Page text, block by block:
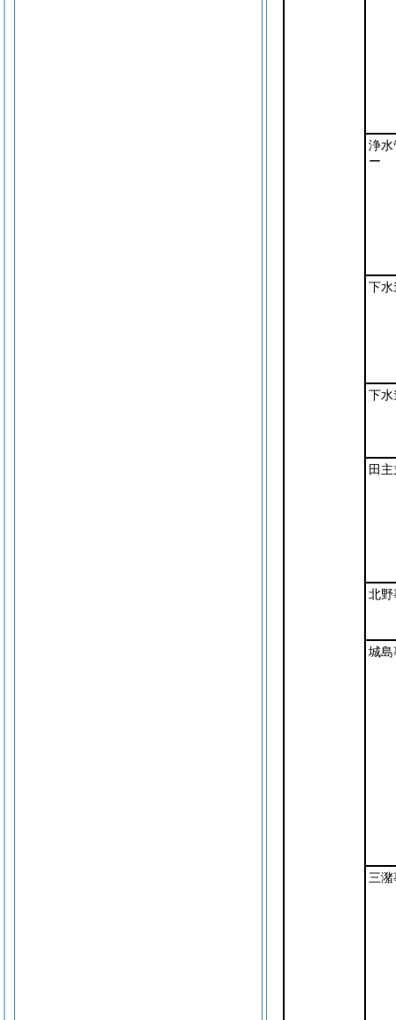
浄水
ー
下水
下水
田
北野
城島
三